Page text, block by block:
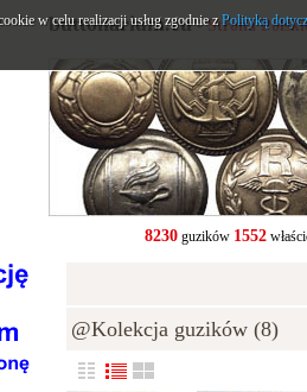
buttonarium.eu- Strona
8230guzików 1552
@Kolekcja guzików (8)
w celu realizacji usług zgodnie zPolityką